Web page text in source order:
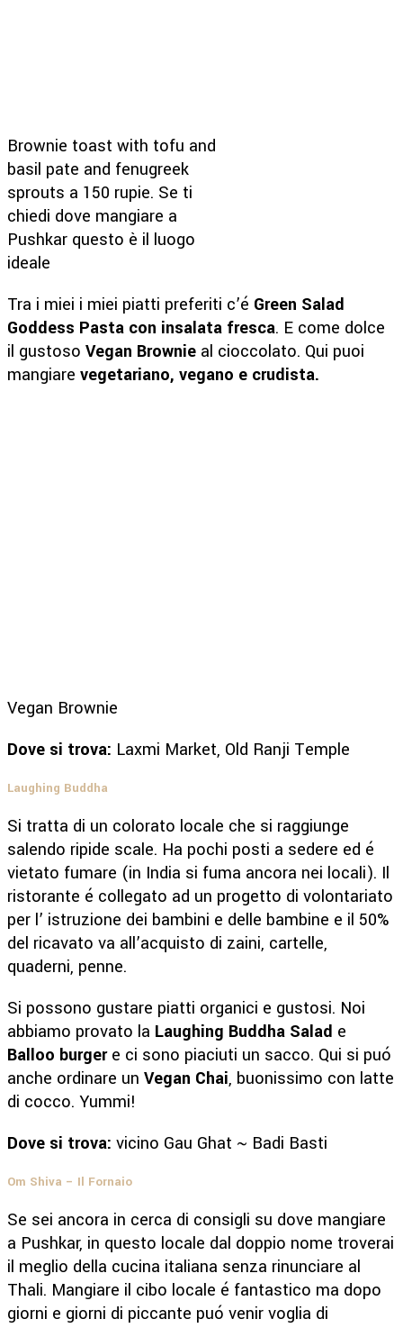
Brownie toast with tofu and
basil pate and fenugreek
sprouts a 150 rupie. Se ti
chiedi dove mangiare a
Pushkar questo è il luogo
ideale
Tra i miei i miei piatti preferiti c’é Green Salad
Goddess Pasta con insalata fresca. E come dolce
il gustoso Vegan Brownie al cioccolato. Qui puoi
mangiare vegetariano, vegano e crudista.
Vegan Brownie
Dove si trova: Laxmi Market, Old Ranji Temple
Laughing Buddha
Si tratta di un colorato locale che si raggiunge
salendo ripide scale. Ha pochi posti a sedere ed é
vietato fumare (in India si fuma ancora nei locali). Il
ristorante é collegato ad un progetto di volontariato
per l’ istruzione dei bambini e delle bambine e il 50%
del ricavato va all’acquisto di zaini, cartelle,
quaderni, penne.
Si possono gustare piatti organici e gustosi. Noi
abbiamo provato la Laughing Buddha Salad e
Balloo burgere ci sono piaciuti un sacco. Qui si puó
anche ordinare un Vegan Chai, buonissimo con latte
di cocco. Yummi!
Dove si trova: vicino Gau Ghat ~ Badi Basti
Om Shiva – Il Fornaio
Se sei ancora in cerca di consigli su dove mangiare
a Pushkar, in questo locale dal doppio nome troverai
il meglio della cucina italiana senza rinunciare al
Thali. Mangiare il cibo locale é fantastico ma dopo
giorni e giorni di piccante puó venir voglia di